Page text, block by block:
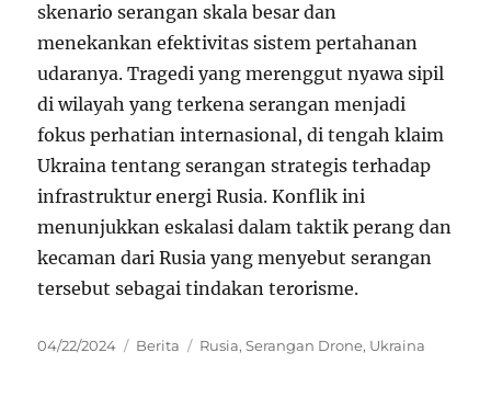
skenario serangan skala besar dan
menekankan efektivitas sistem pertahanan
udaranya. Tragedi yang merenggut nyawa sipil
di wilayah yang terkena serangan menjadi
fokus perhatian internasional, di tengah klaim
Ukraina tentang serangan strategis terhadap
infrastruktur energi Rusia. Konflik ini
menunjukkan eskalasi dalam taktik perang dan
kecaman dari Rusia yang menyebut serangan
tersebut sebagai tindakan terorisme.
Posted
04/22/2024 Categories
Berita Tags
Rusia,Serangan Drone, Ukraina